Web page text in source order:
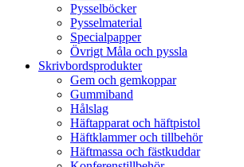
Pysselböcker
Pysselmaterial
Specialpapper
Övrigt Måla och pyssla
Skrivbordsprodukter
Gem och gemkoppar
Gummiband
Hålslag
Häftapparat och häftpistol
Häftklammer och tillbehör
Häftmassa och fästkuddar